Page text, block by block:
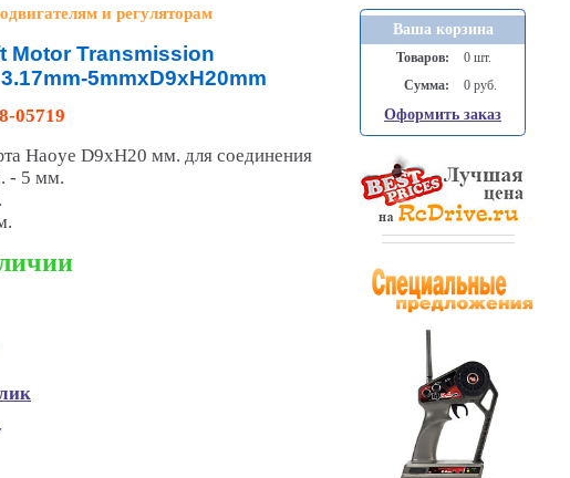
и регуляторам
Motor Transmission
5mmxD9xH20mm
05719
Haoye D9xH20 мм. для соединения
- 5 мм.
Ваша корзина
Товаров:
0 шт.
Сумма:
0 руб.
Оформить заказ